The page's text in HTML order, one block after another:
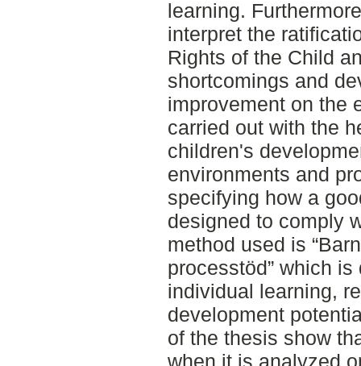
learning.
interpret the
Rights of the Child
shortcomings and
improvement on the
carried out with the
children's
environments and
specifying how a
designed to comply
method used is
processtöd” which
individual learning,
development
of the thesis show
when it is analyzed